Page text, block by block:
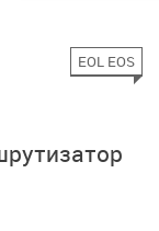
EOL EOS